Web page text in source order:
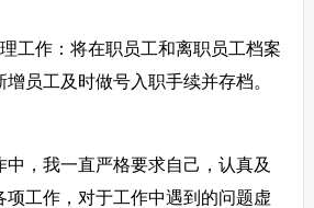
作：将在职员工和离职员工档案
员工及时做号入职手续并存档。
，我一直严格要求自己，认真及
项工作，对于工作中遇到的问题虚